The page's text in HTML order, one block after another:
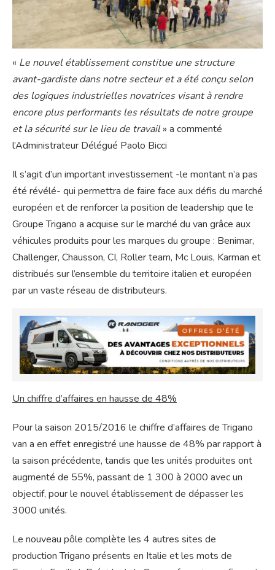
« Le nouvel établissement constitue une structure
avant-gardiste dans notre secteur et a été conçu selon
des logiques industrielles novatrices visant à rendre
encore plus performants les résultats de notre groupe
et la sécurité sur le lieu de travail» a commenté
l’Administrateur Délégué Paolo Bicci
Il s’agit d’un important investissement -le montant n’a pas
été révélé- qui permettra de faire face aux défis du marché
européen et de renforcer la position de leadership que le
Groupe Trigano a acquise sur le marché du van grâce aux
véhicules produits pour les marques du groupe : Benimar,
Challenger, Chausson, CI, Roller team, Mc Louis, Karman et
distribués sur l’ensemble du territoire italien et européen
par un vaste réseau de distributeurs.
Un chiffre d’affaires en hausse de 48%
Pour la saison 2015/2016 le chiffre d’affaires de Trigano
van a en effet enregistré une hausse de 48% par rapport à
la saison précédente, tandis que les unités produites ont
augmenté de 55%, passant de 1 300 à 2000 avec un
objectif, pour le nouvel établissement de dépasser les
3000 unités.
Le nouveau pôle complète les 4 autres sites de
production Trigano présents en Italie et les mots de